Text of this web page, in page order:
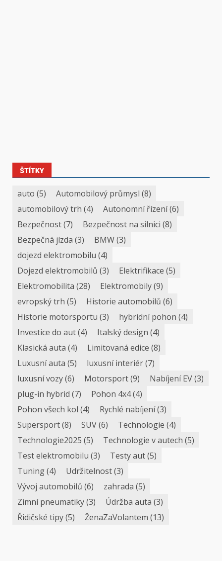
ŠTÍTKY
auto (5) Automobilový průmysl (8)
automobilový trh (4) Autonomní řízení(6)
Bezpečnost(7) Bezpečnost na silnici (8)
Bezpečná jízda (3) BMW(3)
dojezd elektromobilu (4)
Dojezd elektromobilů (3) Elektrifikace (5)
Elektromobilita (28) Elektromobily(9)
evropský trh (5) Historie automobilů (6)
Historie motorsportu (3) hybridní pohon (4)
Investice do aut(4) Italský design (4)
Klasická auta (4) Limitovaná edice (8)
Luxusní auta (5) luxusní interiér(7)
luxusní vozy(6) Motorsport(9) Nabíjení EV(3)
plug-in hybrid (7) Pohon 4x4(4)
Pohon všech kol (4) Rychlé nabíjení(3)
Supersport(8) SUV(6) Technologie (4)
Technologie2025 (5) Technologie v autech (5)
Test elektromobilu (3) Testy aut(5)
Tuning(4) Udržitelnost(3)
Vývoj automobilů (6) zahrada (5)
Zimní pneumatiky(3) Údržba auta (3)
Řidičské tipy(5) ŽenaZaVolantem (13)